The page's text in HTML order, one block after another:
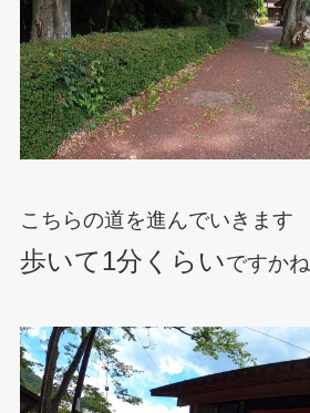
こちらの道を進んでいきます
歩いて1分くらいですかね